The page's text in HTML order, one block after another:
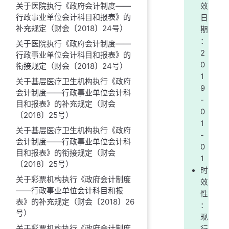
关于医院执行《政府会计制度——
行政事业单位会计科目和报表》的
补充规定（财会〔2018〕24号）
关于医院执行《政府会计制度——
行政事业单位会计科目和报表》的
衔接规定（财会〔2018〕24号）
关于基层医疗卫生机构执行《政府
会计制度——行政事业单位会计科
目和报表》的补充规定（财会
〔2018〕25号）
关于基层医疗卫生机构执行《政府
会计制度——行政事业单位会计科
目和报表》的衔接规定（财会
〔2018〕25号）
关于彩票机构执行《政府会计制度
——行政事业单位会计科目和报
表》的补充规定（财会〔2018〕26
号）
效
日
期
：
2
0
1
9
-
0
1
-
0
1
时
效
性
：
现